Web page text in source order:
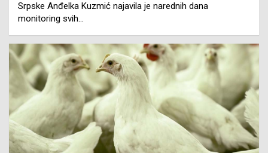
Srpske Anđelka Kuzmić najavila je narednih dana
monitoring svih…